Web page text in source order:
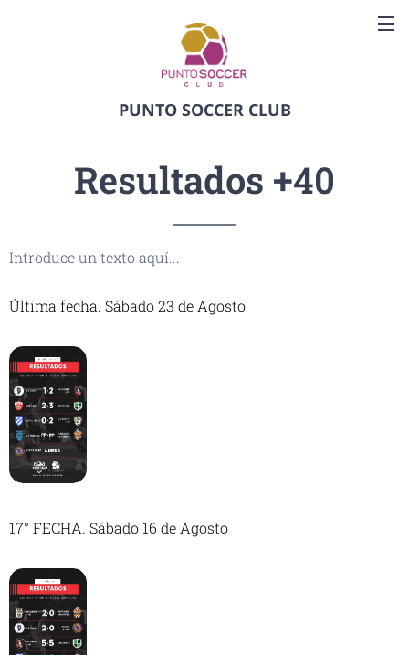
PUNTO SOCCER CLUB
Resultados +40
Introduce un texto aquí...
Última fecha. Sábado 23 de Agosto
17° FECHA. Sábado 16 de Agosto